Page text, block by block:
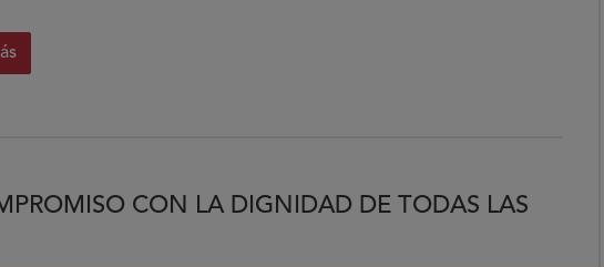
CON LA DIGNIDAD DE TODAS LAS